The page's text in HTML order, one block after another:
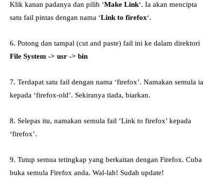
Klik kanan padanya dan pilih ‘Make Link‘. Ia akan mencipta
satu fail pintas dengan nama ‘Link to firefox‘.
6. Potong dan tampal (cut and paste) fail ini ke dalam direktori
File System -> usr -> bin
7. Terdapat satu fail dengan nama ‘firefox’. Namakan semula ia
kepada ‘firefox-old’. Sekiranya tiada, biarkan.
8. Selepas itu, namakan semula fail ‘Link to firefox’ kepada
‘firefox’.
9. Tutup semua tetingkap yang berkaitan dengan Firefox. Cuba
buka semula Firefox anda. Wal-lah! Sudah update!